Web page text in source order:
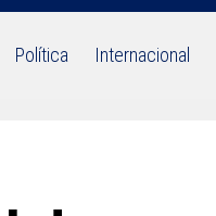
Política Internacional